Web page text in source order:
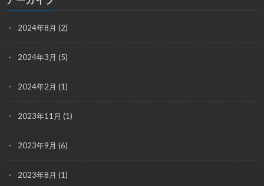
2024年8月 (2)
2024年3月 (5)
2024年2月 (1)
2023年11月 (1)
2023年9月 (6)
2023年8月 (1)